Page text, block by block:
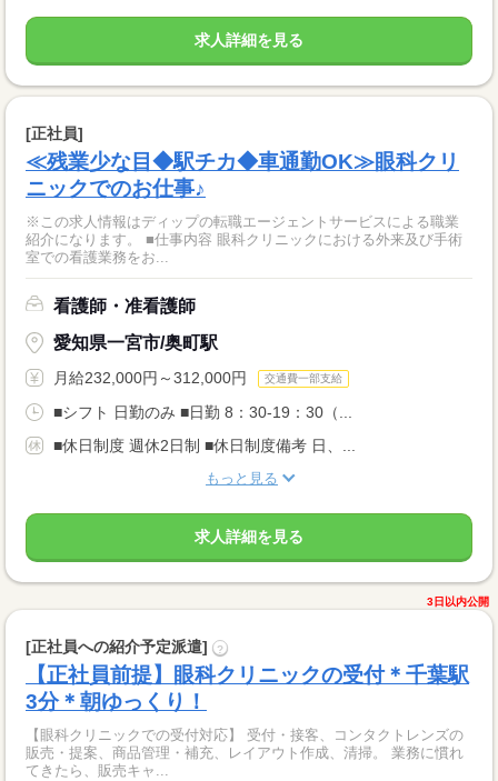
求人詳細を見る
[正社員]
≪残業少な目◆駅チカ◆車通勤OK≫眼科クリ
ニックでのお仕事♪
※この求人情報はディップの転職エージェントサービスによる職業
紹介になります。 ■仕事内容 眼科クリニックにおける外来及び手術
室での看護業務をお...
看護師・准看護師
愛知県一宮市/奥町駅
月給232,000円～312,000円 交通費一部支給
■シフト 日勤のみ ■日勤 8：30-19：30（...
■休日制度 週休2日制 ■休日制度備考 日、...
もっと見る
求人詳細を見る
3日以内公開
[正社員への紹介予定派遣] ?
【正社員前提】眼科クリニックの受付＊千葉駅
3分＊朝ゆっくり！
【眼科クリニックでの受付対応】 受付・接客、コンタクトレンズの
販売・提案、商品管理・補充、レイアウト作成、清掃。 業務に慣れ
てきたら、販売キャ...